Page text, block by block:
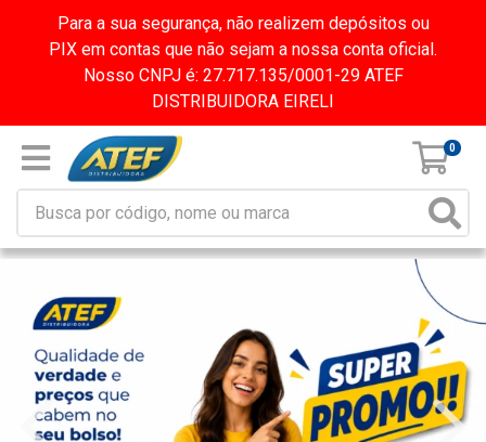
Para a sua segurança, não realizem depósitos ou
PIX em contas que não sejam a nossa conta oficial.
Nosso CNPJ é: 27.717.135/0001-29 ATEF
DISTRIBUIDORA EIRELI
0